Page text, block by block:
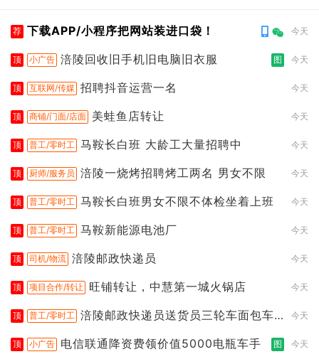
荐 下载APP/小程序把网站装进口袋！ 今天
顶 小广告 涪陵回收旧手机旧电脑旧衣服 图 今天
顶 互联网/传媒 招聘抖音运营一名 今天
顶 商铺/门面/店面 美蛙鱼店转让 今天
顶 普工/零时工 马鞍长白班 大龄工大量招聘中 今天
顶 厨师/服务员 涪陵一烧烤招聘烤工两名 男女不限 今天
顶 普工/零时工 马鞍长白班男女不限不体检坐着上班 今天
顶 普工/零时工 马鞍新能源电池厂 今天
顶 司机/物流 涪陵邮政快递员 今天
顶 项目合作/转让 旺铺转让，中慧第一城火锅店 今天
顶 普工/零时工 涪陵邮政快递员送货员三轮车面包车
今天
顶 小广告 电信联通降资费领价值5000电瓶车手 图 今天